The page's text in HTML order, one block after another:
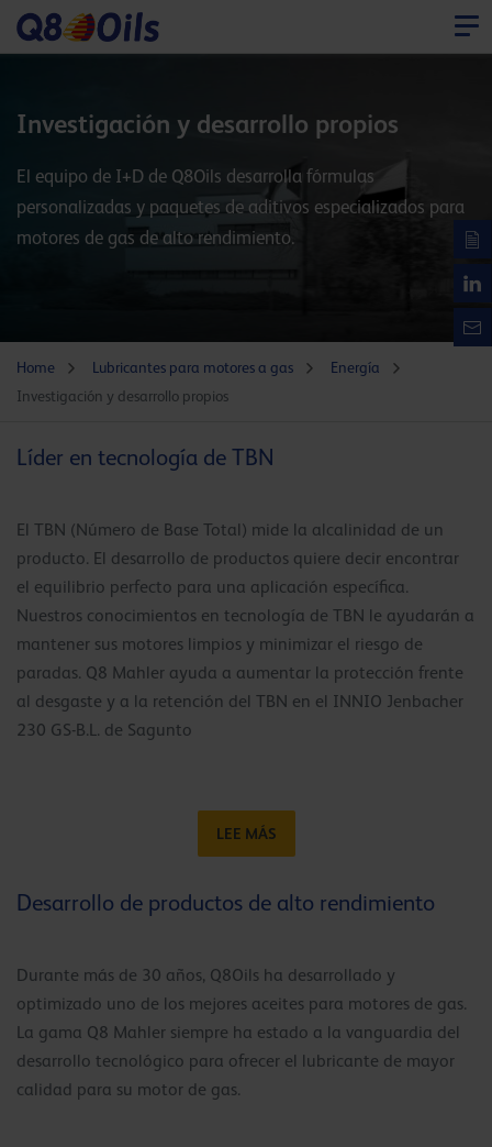
Investigación y desarrollo propios
El equipo de I+D de Q8Oils desarrolla fórmulas
personalizadas y paquetes de aditivos especializados para
motores de gas de alto rendimiento.
Home Lubricantes para motores a gas
Energía
Investigación y desarrollo propios
Líder en tecnología de TBN
El TBN (Número de Base Total) mide la alcalinidad de un
producto. El desarrollo de productos quiere decir encontrar
el equilibrio perfecto para una aplicación específica.
Nuestros conocimientos en tecnología de TBN le ayudarán a
mantener sus motores limpios y minimizar el riesgo de
paradas. Q8 Mahler ayuda a aumentar la protección frente
al desgaste y a la retención del TBN en el INNIO Jenbacher
230 GS-B.L. de Sagunto
LEE MÁS
Desarrollo de productos de alto rendimiento
Durante más de 30 años, Q8Oils ha desarrollado y
optimizado uno de los mejores aceites para motores de gas.
La gama Q8 Mahler siempre ha estado a la vanguardia del
desarrollo tecnológico para ofrecer el lubricante de mayor
calidad para su motor de gas.